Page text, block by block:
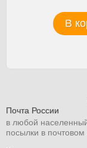
В
Почта России
в любой
посылки в